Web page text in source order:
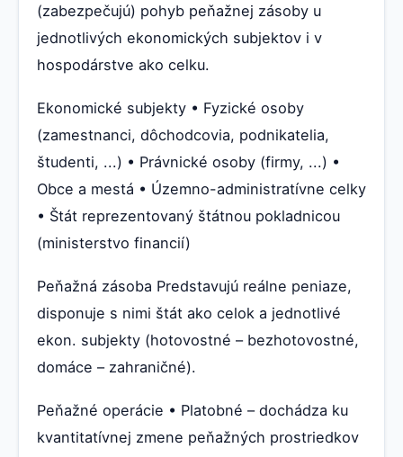
(zabezpečujú) pohyb peňažnej zásoby u
jednotlivých ekonomických subjektov i v
hospodárstve ako celku.
Ekonomické subjekty • Fyzické osoby
(zamestnanci, dôchodcovia, podnikatelia,
študenti, ...) • Právnické osoby (firmy, ...) •
Obce a mestá • Územno-administratívne celky
• Štát reprezentovaný štátnou pokladnicou
(ministerstvo financií)
Peňažná zásoba Predstavujú reálne peniaze,
disponuje s nimi štát ako celok a jednotlivé
ekon. subjekty (hotovostné – bezhotovostné,
domáce – zahraničné).
Peňažné operácie • Platobné – dochádza ku
kvantitatívnej zmene peňažných prostriedkov